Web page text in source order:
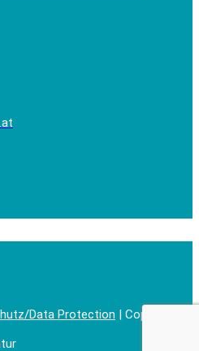
Data Protection | Copyright ©